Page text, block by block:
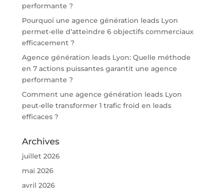
performante ?
Pourquoi une agence génération leads Lyon
permet-elle d’atteindre 6 objectifs commerciaux
efficacement ?
Agence génération leads Lyon: Quelle méthode
en 7 actions puissantes garantit une agence
performante ?
Comment une agence génération leads Lyon
peut-elle transformer 1 trafic froid en leads
efficaces ?
Archives
juillet 2026
mai 2026
avril 2026